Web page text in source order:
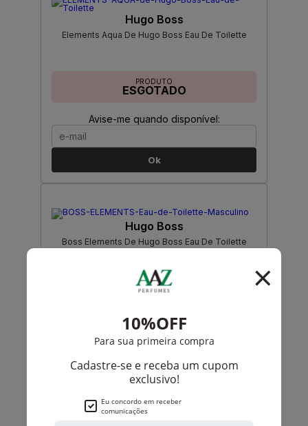
Hugo Boss
Elements Aqua De Hugo Boss Eau De Toilette
PRODUTO
ESGOTADO
Avise-me quando disponível:
Ok
Hugo Boss
Boss Elements De Hugo Boss Eau De Toilette
PRODUTO
ESGOTADO
Avise-me quando disponível:
Ok
anterior